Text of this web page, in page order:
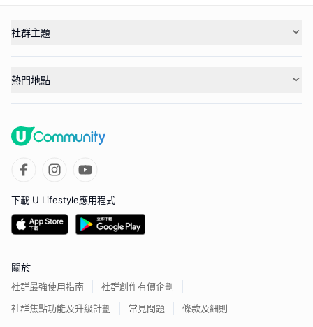
社群主題
熱門地點
下載 U Lifestyle應用程式
關於
社群最強使用指南
社群創作有價企劃
社群焦點功能及升級計劃
常見問題 條款及細則